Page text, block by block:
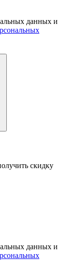
данных и
скидку
данных и